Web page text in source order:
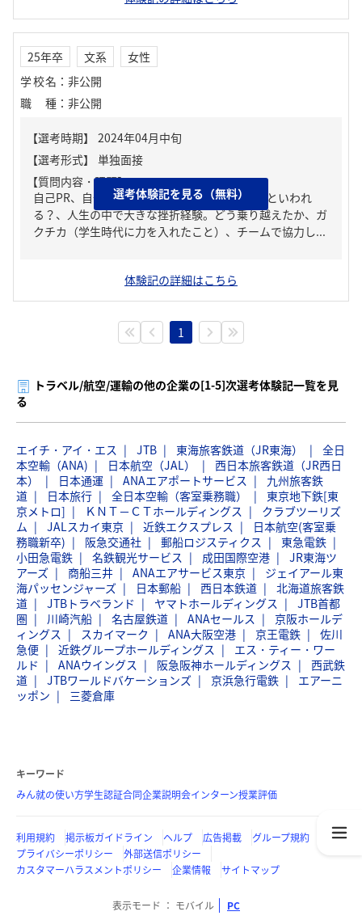
25年卒 文系
女性
学校名 ： 非公開
職種 ： 非公開
【質問内容・課題】
自己PR、自分の強み/弱み、周りからどんな人といわれ
る？、人生の中で大きな挫折経験。どう乗り越えたか、ガ
クチカ（学生時代に力を入れたこと）、チームで協力し...
選考体験記を見る（無料）
体験記の詳細はこちら
1
トラベル/航空/運輸の他の企業の[1-5]次選考体験記一覧を見
る
エイチ・アイ・エス JTB 東海旅客鉄道（JR東海）
全日
本空輸（ANA)
日本航空（JAL）
西日本旅客鉄道（JR西日
本）
日本通運 ANAエアポートサービス
九州旅客鉄
道
日本旅行 全日本空輸（客室乗務職）
東京地下鉄[東
京メトロ]
ＫＮＴ－ＣＴホールディングス
クラブツーリズ
ム
JALスカイ東京 近鉄エクスプレス
日本航空(客室乗
務職新卒)
阪急交通社 郵船ロジスティクス
東急電鉄
小田急電鉄
名鉄観光サービス 成田国際空港
JR東海ツ
アーズ
商船三井 ANAエアサービス東京
ジェイアール東
海パッセンジャーズ
日本郵船 西日本鉄道
北海道旅客鉄
道
JTBトラベランド ヤマトホールディングス
JTB首都
圏
川崎汽船 名古屋鉄道 ANAセールス
京阪ホールデ
ィングス
スカイマーク ANA大阪空港 京王電鉄
佐川
急便
近鉄グループホールディングス
エス・ティー・ワー
ルド
ANAウイングス 阪急阪神ホールディングス
西武鉄
道
JTBワールドバケーションズ 京浜急行電鉄
エアーニ
ッポン
三菱倉庫
キーワード
みん就の使い方学生認証合同企業説明会インターン授業評価
利用規約 掲示板ガイドライン ヘルプ 広告掲載
グループ規約
プライバシーポリシー
外部送信ポリシー
カスタマーハラスメントポリシー
企業情報 サイトマップ
表示モード モバイル PC